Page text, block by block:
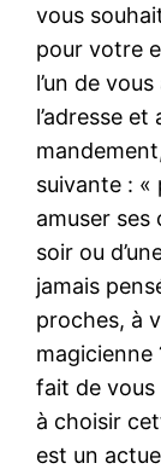
vous
pour votre
l’un de
l’adresse
suivante : «
amuser ses
soir ou
jamais
proches, à
magicienne
fait de
à choisir
est un